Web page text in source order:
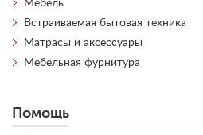
Мебель
Встраиваемая бытовая техника
Матрасы и аксессуары
Мебельная фурнитура
Помощь